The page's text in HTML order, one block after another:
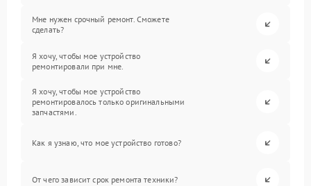
Мне нужен срочный ремонт. Сможете
сделать?
Я хочу, чтобы мое устройство
ремонтировали при мне.
Я хочу, чтобы мое устройство
ремонтировалось только оригинальными
запчастями.
Как я узнаю, что мое устройство готово?
От чего зависит срок ремонта техники?